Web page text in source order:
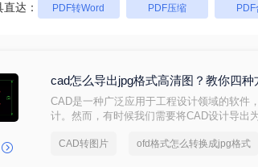
达： PDF转Word PDF压缩
cad怎么导出jpg格式高清图？教你四种
CAD是一种广泛应用于工程设计领域的软件
计。然而，有时候我们需要将CAD设计导出
CAD转图片 ofd格式怎么转换成jpg格式